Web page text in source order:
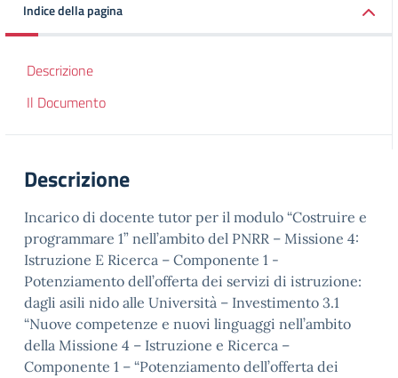
Indice della pagina
Descrizione
Il Documento
Descrizione
Incarico di docente tutor per il modulo “Costruire e
programmare 1” nell’ambito del PNRR – Missione 4:
Istruzione E Ricerca – Componente 1 -
Potenziamento dell’offerta dei servizi di istruzione:
dagli asili nido alle Università – Investimento 3.1
“Nuove competenze e nuovi linguaggi nell’ambito
della Missione 4 – Istruzione e Ricerca –
Componente 1 – “Potenziamento dell’offerta dei